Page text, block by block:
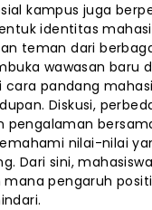
kampus juga
identitas
teman dari
wawasan baru
pandang
Diskusi,
pengalaman
nilai-nilai
Dari sini,
pengaruh